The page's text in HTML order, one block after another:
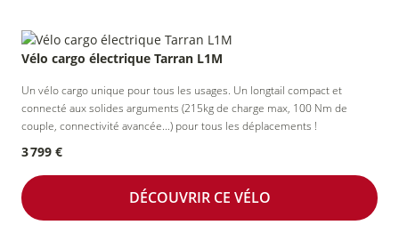
Vélo cargo électrique Tarran L1M
Un vélo cargo unique pour tous les usages. Un longtail compact et
connecté aux solides arguments (215kg de charge max, 100 Nm de
couple, connectivité avancée...) pour tous les déplacements !
3 799 €
DÉCOUVRIR CE VÉLO